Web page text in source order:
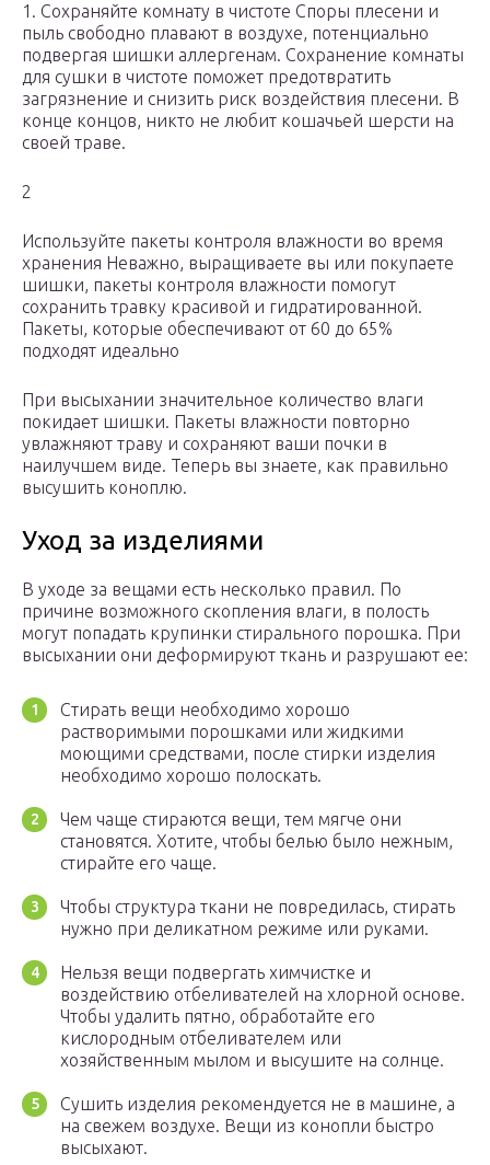
1. Сохраняйте комнату в чистоте Споры плесени и
пыль свободно плавают в воздухе, потенциально
подвергая шишки аллергенам. Сохранение комнаты
для сушки в чистоте поможет предотвратить
загрязнение и снизить риск воздействия плесени. В
конце концов, никто не любит кошачьей шерсти на
своей траве.
2
Используйте пакеты контроля влажности во время
хранения Неважно, выращиваете вы или покупаете
шишки, пакеты контроля влажности помогут
сохранить травку красивой и гидратированной.
Пакеты, которые обеспечивают от 60 до 65%
подходят идеально
При высыхании значительное количество влаги
покидает шишки. Пакеты влажности повторно
увлажняют траву и сохраняют ваши почки в
наилучшем виде. Теперь вы знаете, как правильно
высушить коноплю.
Уход за изделиями
В уходе за вещами есть несколько правил. По
причине возможного скопления влаги, в полость
могут попадать крупинки стирального порошка. При
высыхании они деформируют ткань и разрушают ее:
Стирать вещи необходимо хорошо
растворимыми порошками или жидкими
моющими средствами, после стирки изделия
необходимо хорошо полоскать.
Чем чаще стираются вещи, тем мягче они
становятся. Хотите, чтобы белью было нежным,
стирайте его чаще.
Чтобы структура ткани не повредилась, стирать
нужно при деликатном режиме или руками.
Нельзя вещи подвергать химчистке и
воздействию отбеливателей на хлорной основе.
Чтобы удалить пятно, обработайте его
кислородным отбеливателем или
хозяйственным мылом и высушите на солнце.
Сушить изделия рекомендуется не в машине, а
на свежем воздухе. Вещи из конопли быстро
высыхают.